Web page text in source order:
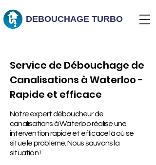
DEBOUCHAGE TURBO
Service de Débouchage de
Canalisations à Waterloo -
Rapide et efficace
Notre expert déboucheur de
canalisations à Waterloo réalise une
intervention rapide et efficace là où se
situe le problème. Nous sauvons la
situation !